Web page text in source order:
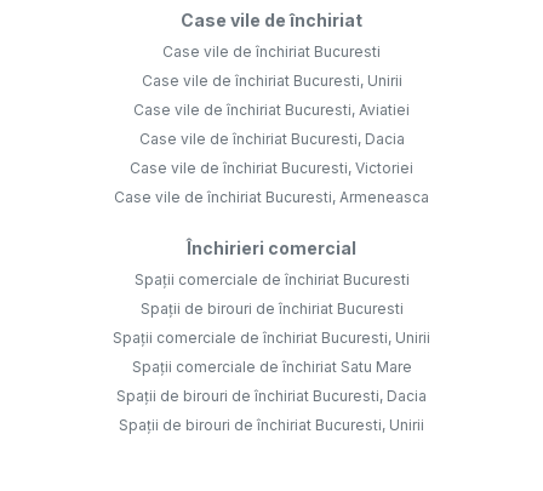
Case vile de închiriat
Case vile de închiriat Bucuresti
Case vile de închiriat Bucuresti, Unirii
Case vile de închiriat Bucuresti, Aviatiei
Case vile de închiriat Bucuresti, Dacia
Case vile de închiriat Bucuresti, Victoriei
Case vile de închiriat Bucuresti, Armeneasca
Închirieri comercial
Spații comerciale de închiriat Bucuresti
Spații de birouri de închiriat Bucuresti
Spații comerciale de închiriat Bucuresti, Unirii
Spații comerciale de închiriat Satu Mare
Spații de birouri de închiriat Bucuresti, Dacia
Spații de birouri de închiriat Bucuresti, Unirii